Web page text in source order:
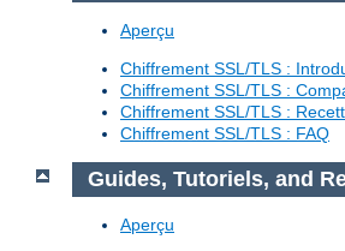
Aperçu
Chiffrement SSL/TLS :
Chiffrement SSL/TLS :
Chiffrement SSL/TLS :
Chiffrement SSL/TLS : FAQ
Guides, Tutoriels, and
Aperçu